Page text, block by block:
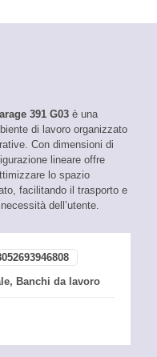
391 G03 è una
di lavoro organizzato
Con dimensioni di
lineare offre
lo spazio
facilitando il trasporto e
dell’utente.
, Banchi da lavoro